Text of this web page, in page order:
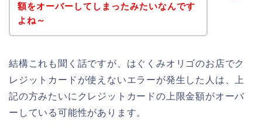
額をオーバーしてしまったみたいなんです
よね～
結構これも聞く話ですが、はぐくみオリゴのお店でク
レジットカードが使えないエラーが発生した人は、上
記の方みたいにクレジットカードの上限金額がオーバ
ーしている可能性があります。